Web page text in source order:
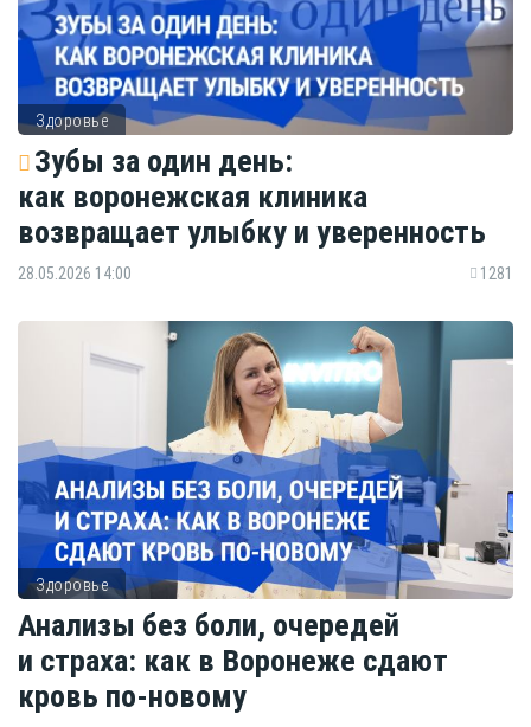
Здоровье
Зубы за один день:
как воронежская клиника
возвращает улыбку и уверенность
28.05.2026 14:00 1281
Здоровье
Анализы без боли, очередей
и страха: как в Воронеже сдают
кровь по-новому